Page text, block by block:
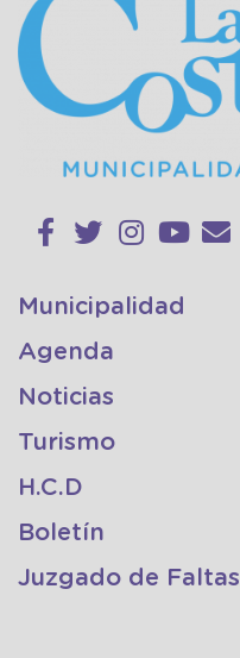
Municipalidad
Agenda
Noticias
Turismo
H.C.D
Boletín
Juzgado de Faltas